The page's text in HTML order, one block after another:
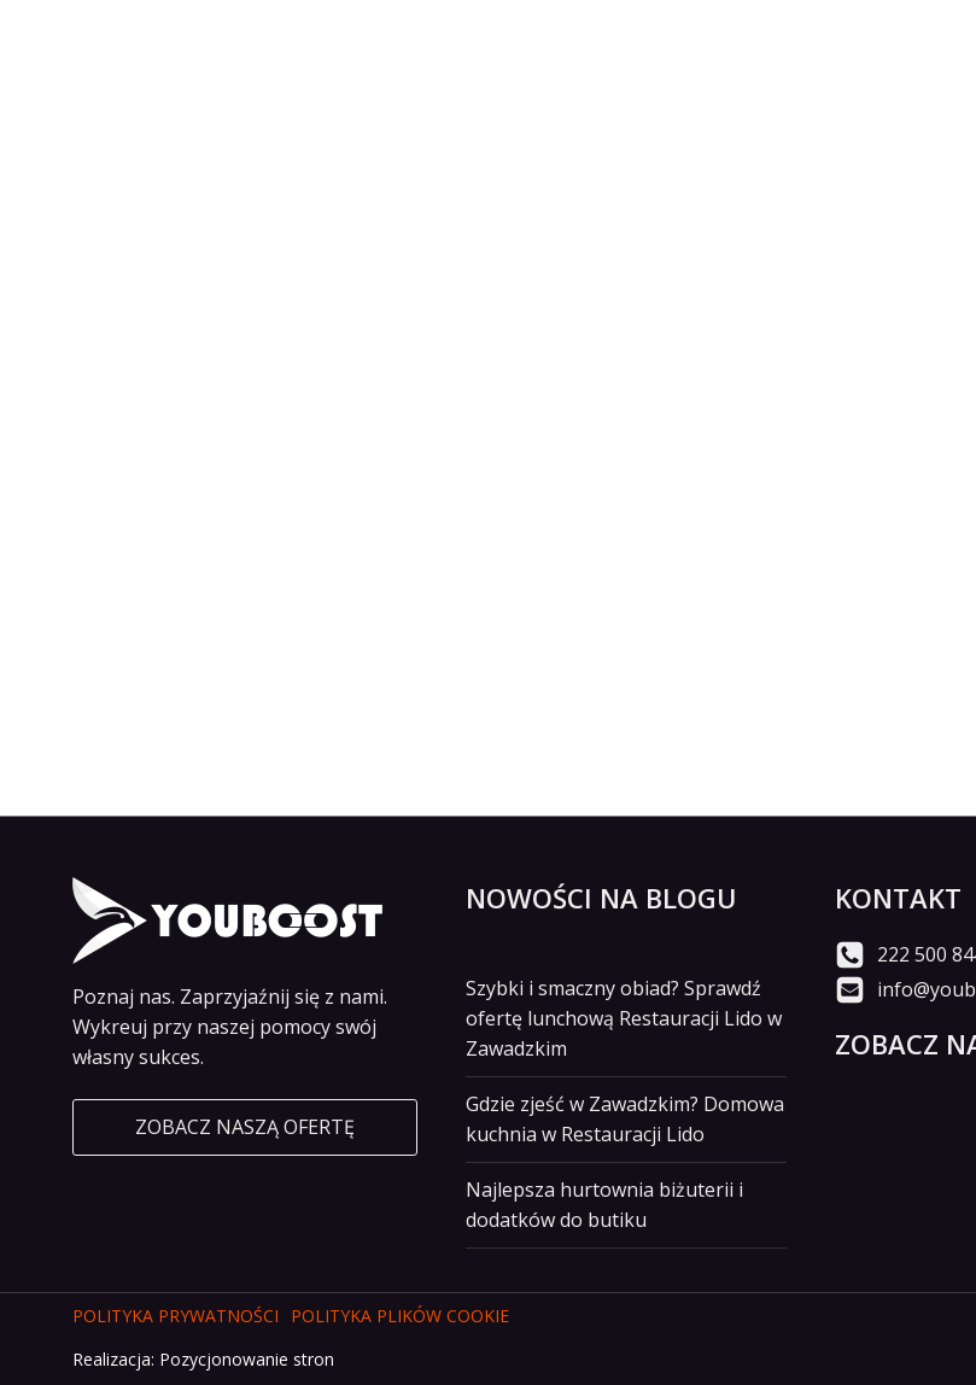
Poznaj nas. Zaprzyjaźnij się z nami.
Wykreuj przy naszej pomocy swój
własny sukces.
ZOBACZ NASZĄ OFERTĘ
NOWOŚCI NA BLOGU
Szybki i smaczny obiad? Sprawdź
ofertę lunchową Restauracji Lido w
Zawadzkim
Gdzie zjeść w Zawadzkim? Domowa
kuchnia w Restauracji Lido
Najlepsza hurtownia biżuterii i
dodatków do butiku
KONTAKT
222 500
ZOBACZ
POLITYKA PRYWATNOŚCI
POLITYKA PLIKÓW COOKIE
Realizacja: Pozycjonowanie stron